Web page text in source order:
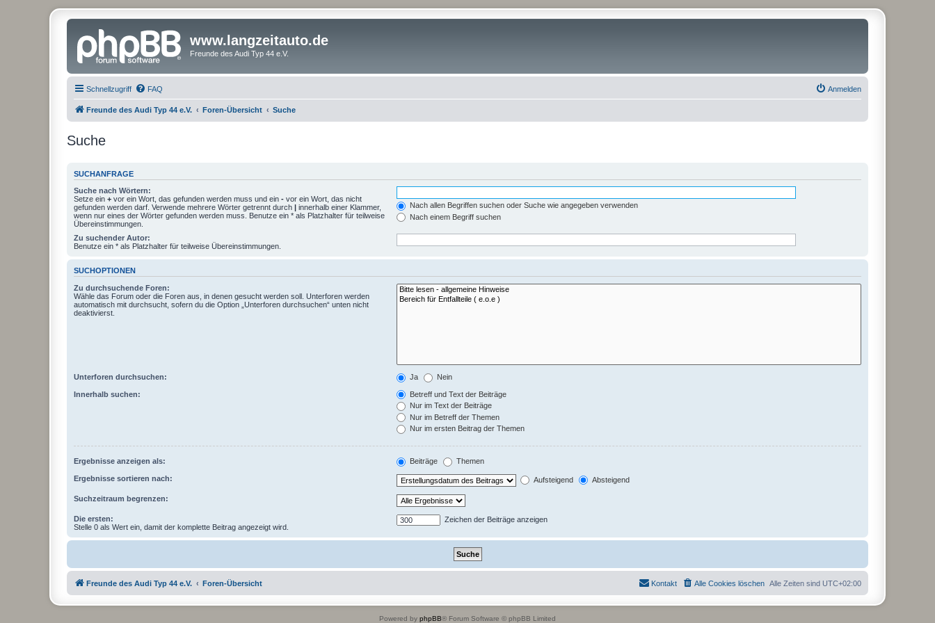
www.langzeitauto.de
Freunde des Audi Typ 44 e.V.
Schnellzugriff FAQ Anmelden
Freunde des Audi Typ 44 e.V. Foren-Übersicht Suche
Suche
SUCHANFRAGE
Suche nach Wörtern:
Setze ein + vor ein Wort, das gefunden werden muss und ein - vor ein Wort, das nicht
gefunden werden darf. Verwende mehrere Wörter getrennt durch | innerhalb einer Klammer,
wenn nur eines der Wörter gefunden werden muss. Benutze ein * als Platzhalter für teilweise
Übereinstimmungen.
Nach allen Begriffen suchen oder Suche wie angegeben verwenden
Nach einem Begriff suchen
Zu suchender Autor:
Benutze ein * als Platzhalter für teilweise Übereinstimmungen.
SUCHOPTIONEN
Zu durchsuchende Foren:
Wähle das Forum oder die Foren aus, in denen gesucht werden soll. Unterforen werden
automatisch mit durchsucht, sofern du die Option „Unterforen durchsuchen“ unten nicht
deaktivierst.
Unterforen durchsuchen: Ja Nein
Innerhalb suchen:
Betreff und Text der Beiträge
Nur im Text der Beiträge
Nur im Betreff der Themen
Nur im ersten Beitrag der Themen
Ergebnisse anzeigen als: Beiträge Themen
Ergebnisse sortieren nach: Aufsteigend Absteigend
Suchzeitraum begrenzen:
Die ersten:
Stelle 0 als Wert ein, damit der komplette Beitrag angezeigt wird.
Zeichen der Beiträge anzeigen
Freunde des Audi Typ 44 e.V. Foren-Übersicht Alle Zeiten sind UTC+02:00
Alle Cookies löschen
Kontakt
Powered by phpBB® Forum Software © phpBB Limited